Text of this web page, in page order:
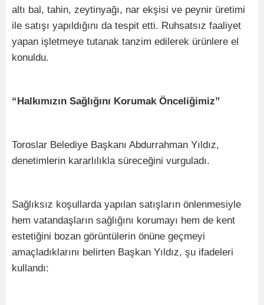
altı bal, tahin, zeytinyağı, nar ekşisi ve peynir üretimi
ile satışı yapıldığını da tespit etti. Ruhsatsız faaliyet
yapan işletmeye tutanak tanzim edilerek ürünlere el
konuldu.
“Halkımızın Sağlığını Korumak Önceliğimiz”
Toroslar Belediye Başkanı Abdurrahman Yıldız,
denetimlerin kararlılıkla süreceğini vurguladı.
Sağlıksız koşullarda yapılan satışların önlenmesiyle
hem vatandaşların sağlığını korumayı hem de kent
estetiğini bozan görüntülerin önüne geçmeyi
amaçladıklarını belirten Başkan Yıldız, şu ifadeleri
kullandı: